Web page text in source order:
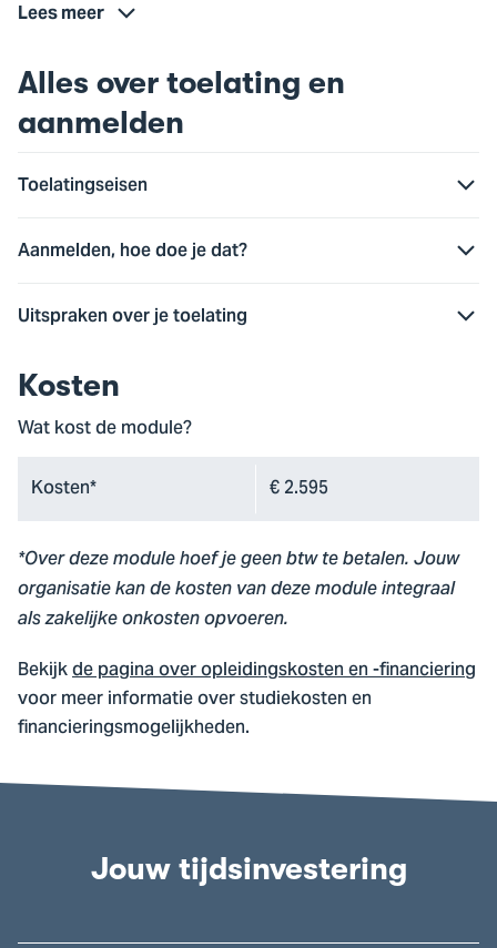
Lees meer
Alles over toelating en
aanmelden
Toelatingseisen
Aanmelden, hoe doe je dat?
Uitspraken over je toelating
Kosten
Wat kost de module?
Kosten*
€ 2.595
*Over deze module hoef je geen btw te betalen. Jouw
organisatie kan de kosten van deze module integraal
als zakelijke onkosten opvoeren.
Bekijkde pagina over opleidingskosten en -financiering
voor meer informatie over studiekosten en
financieringsmogelijkheden.
Jouw tijdsinvestering